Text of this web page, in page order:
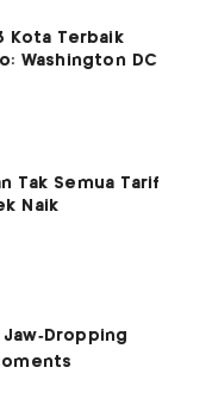
Kota Terbaik
Washington DC
Tak Semua Tarif
Naik